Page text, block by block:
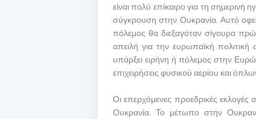
είναι πολύ επίκαιρο για τη σημερινή
σύγκρουση στην Ουκρανία. Αυτό
πόλεμος θα διεξαγόταν σίγουρα
απειλή για την ευρωπαϊκή
υπάρξει ειρήνη ή πόλεμος στην
επιχειρήσεις φυσικού αερίου και
Οι επερχόμενες προεδρικές
Ουκρανία. Το μέτωπο στην